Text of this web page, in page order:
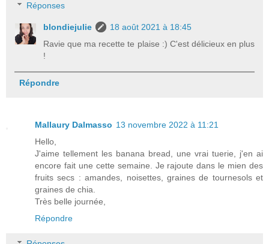
Réponses
blondiejulie
18 août 2021 à 18:45
Ravie que ma recette te plaise :) C'est délicieux en plus
!
Répondre
Mallaury Dalmasso 13 novembre 2022 à 11:21
Hello,
J'aime tellement les banana bread, une vrai tuerie, j'en ai
encore fait une cette semaine. Je rajoute dans le mien des
fruits secs : amandes, noisettes, graines de tournesols et
graines de chia.
Très belle journée,
Répondre